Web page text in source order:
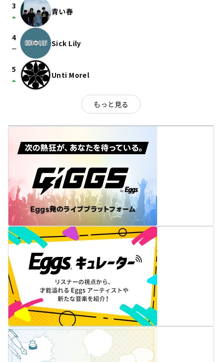
3
arrow_drop_up 青い春
4
check_indeterminate_small Sick Lily
5
arrow_drop_up Unti Morel
もっと見る